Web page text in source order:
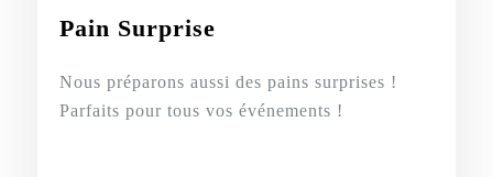
Pain Surprise
Nous préparons aussi des pains surprises !
Parfaits pour tous vos événements !